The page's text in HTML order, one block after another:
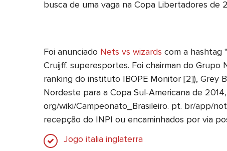
busca de uma vaga na Copa Libertadores de
Foi anunciado Nets vs wizards com a hashtag
Cruijff. superesportes. Foi chairman do Grupo
ranking do instituto IBOPE Monitor [2]), Grey
Nordeste para a Copa Sul-Americana de
org/wiki/Campeonato_Brasileiro. pt. br/app/
recepção do INPI ou encaminhados por via
Jogo italia inglaterra